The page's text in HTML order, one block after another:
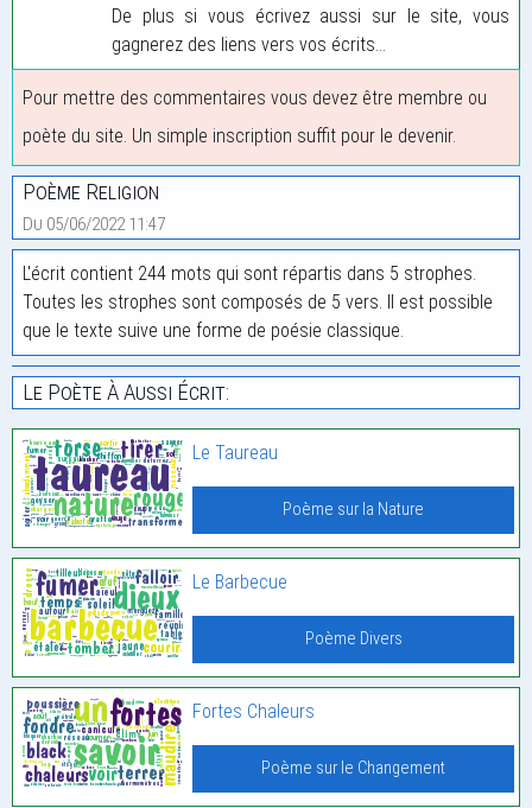
De plus si vous écrivez aussi sur le site, vous
gagnerez des liens vers vos écrits...
Pour mettre des commentaires vous devez être membre ou
poète du site. Un simple inscription suffit pour le devenir.
Poème Religion
Du 05/06/2022 11:47
L'écrit contient 244 mots qui sont répartis dans 5 strophes.
Toutes les strophes sont composés de 5 vers. Il est possible
que le texte suive une forme de poésie classique.
Le Poète À Aussi Écrit:
Le Taureau
Poème sur la Nature
Le Barbecue
Poème Divers
Fortes Chaleurs
Poème sur le Changement